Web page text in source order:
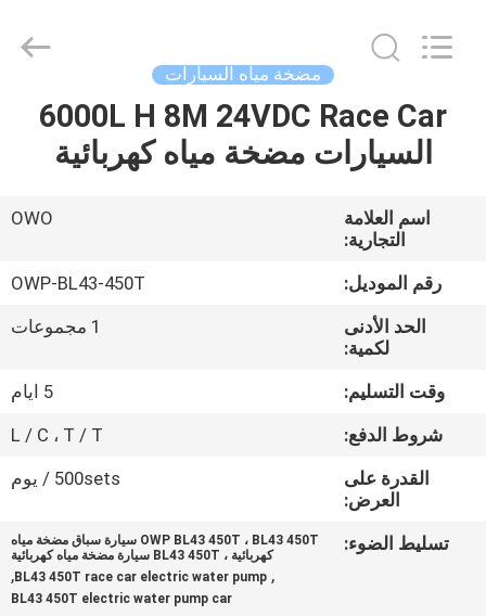
منزل
أشرطة
فيديو
جولة
المعمل
Technology
Reserved.
مضخة مياه السيارات
6000L H 8M 24VDC Race Car
السيارات مضخة مياه كهربائية
اسم العلامة
التجارية:
OWO
رقم الموديل:
OWP-BL43-450T
الحد الأدنى
لكمية:
1 مجموعات
وقت التسليم:
5 ايام
شروط الدفع:
L / C ، T / T
القدرة على
العرض:
500sets / يوم
تسليط الضوء:
OWP BL43 450T ، BL43 450T سيارة سباق مضخة مياه
كهربائية ، BL43 450T سيارة مضخة مياه كهربائية
,
BL43 450T race car electric water pump
,
BL43 450T electric water pump car